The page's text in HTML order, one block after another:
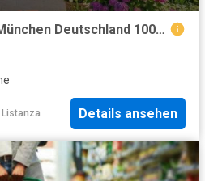
4 Schlafzimmer Haus München Deutschland 100450274
Listanza Details ansehen